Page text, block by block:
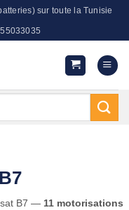
sur toute la Tunisie
55033035
B7 — 11 motorisations